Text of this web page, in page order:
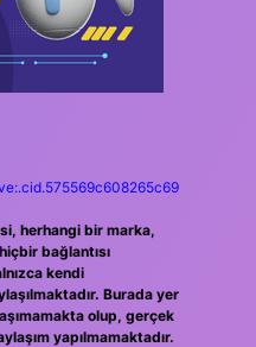
herhangi bir marka,
bağlantısı
kendi
Burada yer
olup, gerçek
yapılmamaktadır.